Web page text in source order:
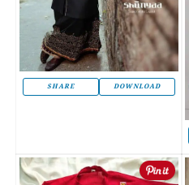
SHARE DOWNLOAD